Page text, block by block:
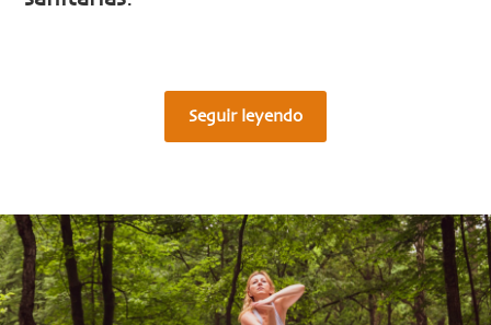
Seguir leyendo